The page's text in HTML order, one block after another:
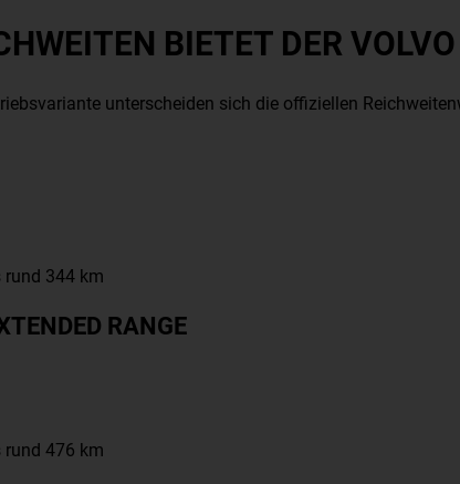
BIETET DER
unterscheiden sich die offiziellen
rund 344 km
RANGE
rund 476 km